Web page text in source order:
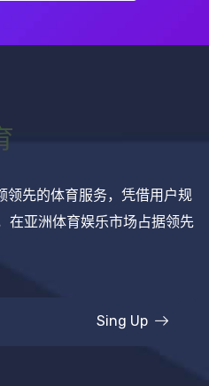
领先的体育服务，凭借用户规
在亚洲体育娱乐市场占据领先
Sing Up